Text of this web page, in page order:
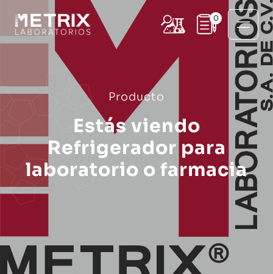
0
Producto
Estás viendo
Refrigerador para
laboratorio o farmacia